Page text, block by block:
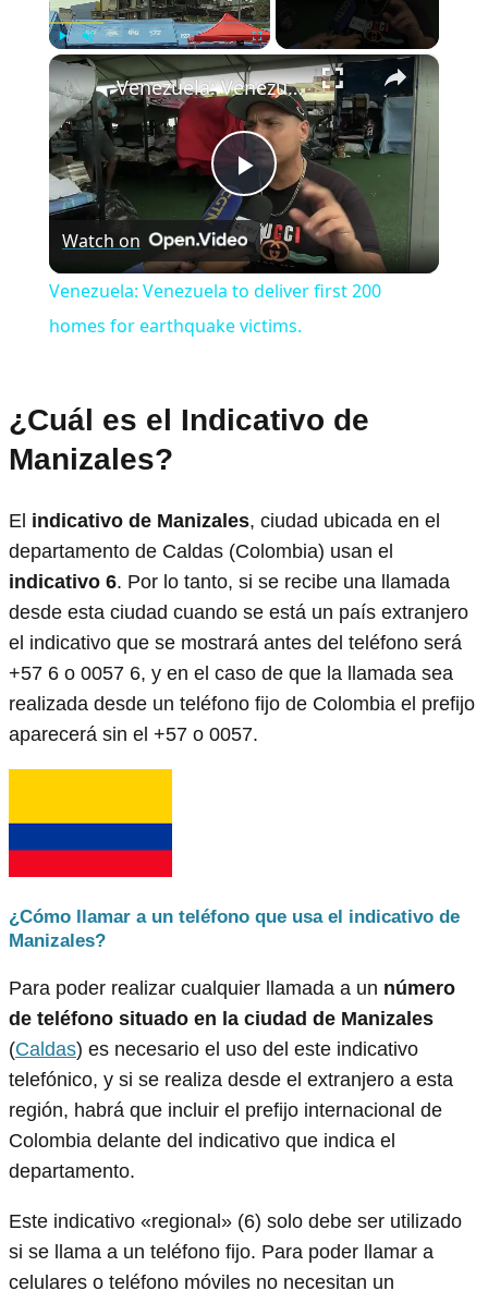
Play Unmute ×
Play
Video
Venezuela: Venezuela to deliver first 200 homes for earthquake victims.
Watch on
Venezuela: Venezuela to deliver first 200
homes for earthquake victims.
¿Cuál es el Indicativo de
Manizales?
El indicativo de Manizales, ciudad ubicada en el
departamento de Caldas (Colombia) usan el
indicativo 6. Por lo tanto, si se recibe una llamada
desde esta ciudad cuando se está un país extranjero
el indicativo que se mostrará antes del teléfono será
+57 6 o 0057 6, y en el caso de que la llamada sea
realizada desde un teléfono fijo de Colombia el prefijo
aparecerá sin el +57 o 0057.
¿Cómo llamar a un teléfono que usa el indicativo de
Manizales?
Para poder realizar cualquier llamada a un número
de teléfono situado en la ciudad de Manizales
(Caldas) es necesario el uso del este indicativo
telefónico, y si se realiza desde el extranjero a esta
región, habrá que incluir el prefijo internacional de
Colombia delante del indicativo que indica el
departamento.
Este indicativo «regional» (6) solo debe ser utilizado
si se llama a un teléfono fijo. Para poder llamar a
celulares o teléfono móviles no necesitan un